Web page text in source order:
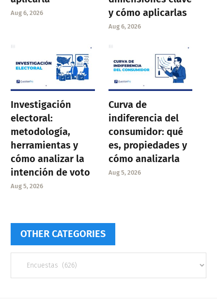
Aug 6, 2026
y cómo aplicarlas
Aug 6, 2026
Investigación
electoral:
metodología,
herramientas y
cómo analizar la
intención de voto
Aug 5, 2026
Curva de
indiferencia del
consumidor: qué
es, propiedades y
cómo analizarla
Aug 5, 2026
OTHER CATEGORIES
categories